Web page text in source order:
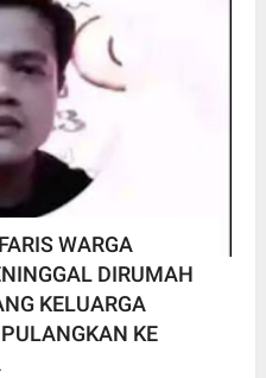
WARGA
DIRUMAH
KELUARGA
KE